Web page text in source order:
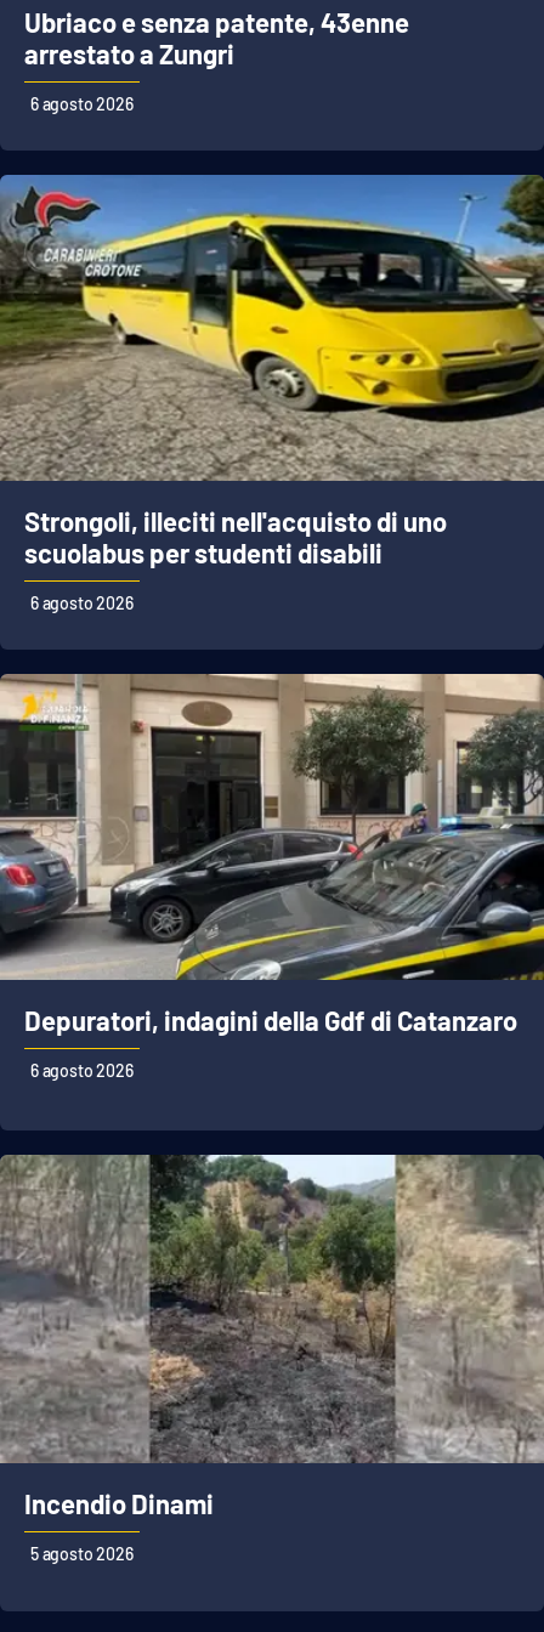
EDIZIONI
LOCALI
Catanzaro
Crotone
Vibo Valentia
Reggio Calabria
Cosenza
Lamezia Terme
PROGETTI
SPECIALI
Buona Sanità Calabria
LA
CALABRIAVISIONE
Destinazioni
Eventi
Food
Storie
LAC
NETWORK
Lactv.it
Laconair.it
Lacitymag.it
Lacapitalenews.it
Ilreggino.it
Cosenzachannel.it
Ilvibonese.it
Ubriaco e senza patente, 43enne
arrestato a Zungri
6 agosto 2026
Strongoli, illeciti nell'acquisto di uno
scuolabus per studenti disabili
6 agosto 2026
Depuratori, indagini della Gdf di Catanzaro
6 agosto 2026
Incendio Dinami
5 agosto 2026